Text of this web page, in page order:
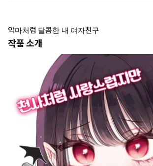
악마처럼 달콤한 내 여자친구
작품 소개